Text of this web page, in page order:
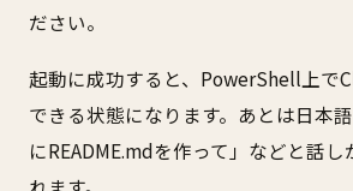
ださい。
起動に成功すると、PowerShell上で
できる状態になります。あとは日本
にREADME.mdを作って」などと話し